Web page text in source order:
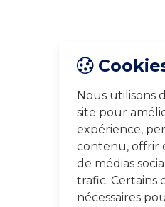
Nous utilisons
site pour
expérience,
contenu, offrir
de médias
trafic. Certains
nécessaires